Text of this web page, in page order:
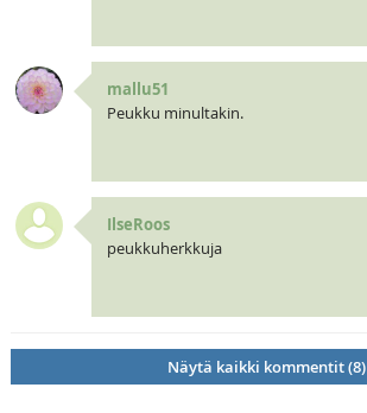
mallu51
Peukku minultakin.
IlseRoos
peukkuherkkuja
Näytä kaikki kommentit (8)